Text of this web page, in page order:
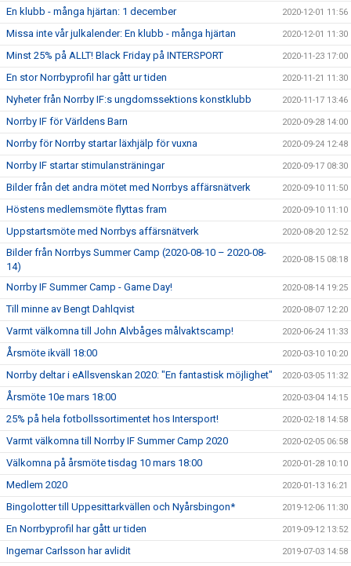
En klubb - många hjärtan: 1 december 2020-12-01 11:56
Missa inte vår julkalender: En klubb - många hjärtan 2020-12-01 11:30
Minst 25% på ALLT! Black Friday på INTERSPORT 2020-11-23 17:00
En stor Norrbyprofil har gått ur tiden 2020-11-21 11:30
Nyheter från Norrby IF:s ungdomssektions konstklubb 2020-11-17 13:46
Norrby IF för Världens Barn 2020-09-28 14:00
Norrby för Norrby startar läxhjälp för vuxna 2020-09-24 12:48
Norrby IF startar stimulansträningar 2020-09-17 08:30
Bilder från det andra mötet med Norrbys affärsnätverk 2020-09-10 11:50
Höstens medlemsmöte flyttas fram 2020-09-10 11:10
Uppstartsmöte med Norrbys affärsnätverk 2020-08-20 12:52
Bilder från Norrbys Summer Camp (2020-08-10 – 2020-08-
14)
2020-08-15 08:18
Norrby IF Summer Camp - Game Day! 2020-08-14 19:25
Till minne av Bengt Dahlqvist 2020-08-07 12:20
Varmt välkomna till John Alvbåges målvaktscamp! 2020-06-24 11:33
Årsmöte ikväll 18:00 2020-03-10 10:20
Norrby deltar i eAllsvenskan 2020: "En fantastisk möjlighet" 2020-03-05 11:32
Årsmöte 10e mars 18:00 2020-03-04 14:15
25% på hela fotbollssortimentet hos Intersport! 2020-02-18 14:58
Varmt välkomna till Norrby IF Summer Camp 2020 2020-02-05 06:58
Välkomna på årsmöte tisdag 10 mars 18:00 2020-01-28 10:10
Medlem 2020 2020-01-13 16:21
Bingolotter till Uppesittarkvällen och Nyårsbingon* 2019-12-06 11:30
En Norrbyprofil har gått ur tiden 2019-09-12 13:52
Ingemar Carlsson har avlidit 2019-07-03 14:58